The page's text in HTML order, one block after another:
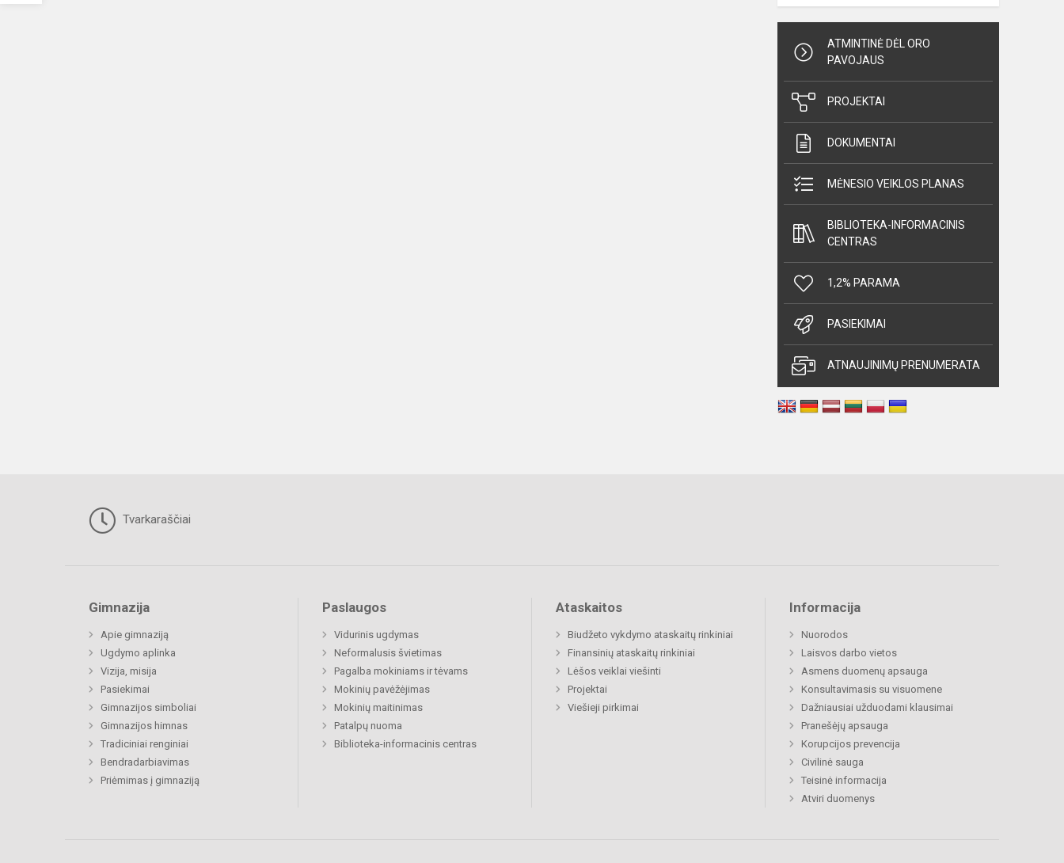
ATMINTINĖ DĖL ORO
PAVOJAUS
PROJEKTAI
DOKUMENTAI
MĖNESIO VEIKLOS PLANAS
BIBLIOTEKA-INFORMACINIS
CENTRAS
1,2% PARAMA
PASIEKIMAI
ATNAUJINIMŲ PRENUMERATA
Tvarkaraščiai
Gimnazija
Apie gimnaziją
Ugdymo aplinka
Vizija, misija
Pasiekimai
Gimnazijos simboliai
Gimnazijos himnas
Tradiciniai renginiai
Bendradarbiavimas
Priėmimas į gimnaziją
Paslaugos
Vidurinis ugdymas
Neformalusis švietimas
Pagalba mokiniams ir tėvams
Mokinių pavėžėjimas
Mokinių maitinimas
Patalpų nuoma
Biblioteka-informacinis centras
Ataskaitos
Biudžeto vykdymo ataskaitų rinkiniai
Finansinių ataskaitų rinkiniai
Lėšos veiklai viešinti
Projektai
Viešieji pirkimai
Informacija
Nuorodos
Laisvos darbo vietos
Asmens duomenų apsauga
Konsultavimasis su visuomene
Dažniausiai užduodami klausimai
Pranešėjų apsauga
Korupcijos prevencija
Civilinė sauga
Teisinė informacija
Atviri duomenys